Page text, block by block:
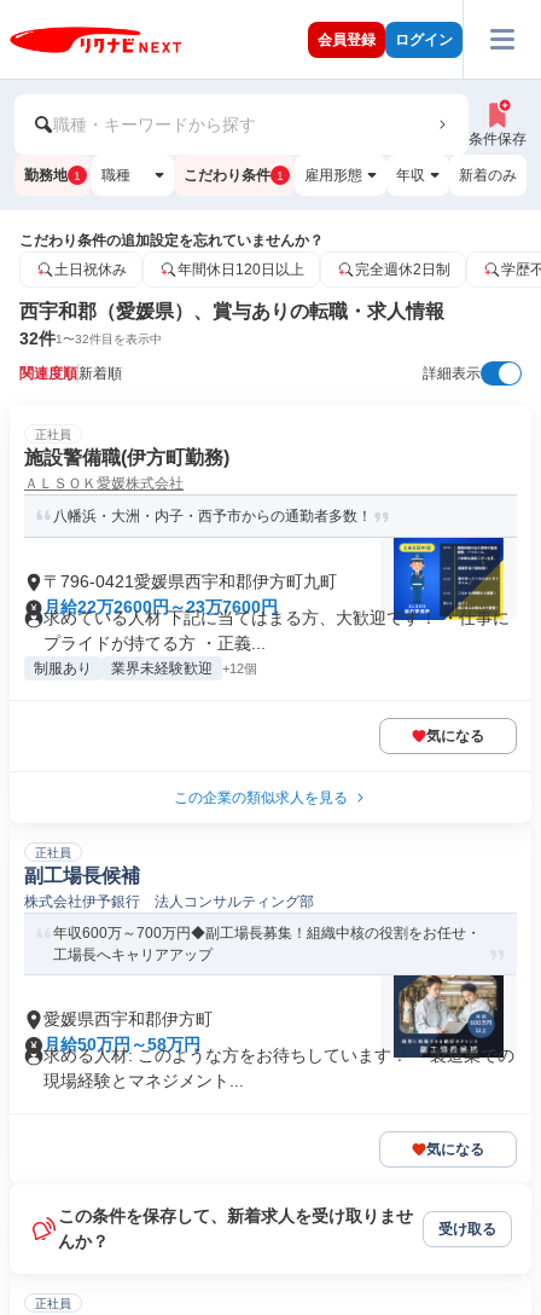
会員登録 ログイン
職種・キーワードから探す
条件保存
勤務地 1 職種 こだわり条件 1 雇用形態 年収 新着のみ
こだわり条件の追加設定を忘れていませんか？
土日祝休み
年間休日120日以上 完全週休2日制 学歴
西宇和郡（愛媛県）、賞与ありの転職・求人情報
32件1〜32件目を表示中
関連度順新着順 詳細表示
正社員
施設警備職(伊方町勤務)
ＡＬＳＯＫ愛媛株式会社
八幡浜・大洲・内子・西予市からの通勤者多数！
〒796-0421愛媛県西宇和郡伊方町九町
月給22万2600円～23万7600円
求めている人材 下記に当てはまる方、大歓迎です！ ・仕事に
プライドが持てる方 ・正義...
制服あり 業界未経験歓迎 +12個
気になる
この企業の類似求人を見る
正社員
副工場長候補
株式会社伊予銀行 法人コンサルティング部
年収600万～700万円◆副工場長募集！組織中核の役割をお任せ・
工場長へキャリアアップ
愛媛県西宇和郡伊方町
月給50万円～58万円
求める人材: このような方をお待ちしています！ ・製造業での
現場経験とマネジメント...
気になる
この条件を保存して、新着求人を受け取りませ
んか？
受け取る
正社員